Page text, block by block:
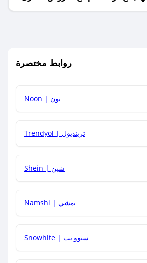
كم مدة صلاحية كود الخصم؟
مجاني أو بدون رسوم الشحن ؟
روابط مختصرة
Noon | نون
Trendyol | ترينديول
Shein | شين
Namshi | نمشي
Snowhite | سنووايت